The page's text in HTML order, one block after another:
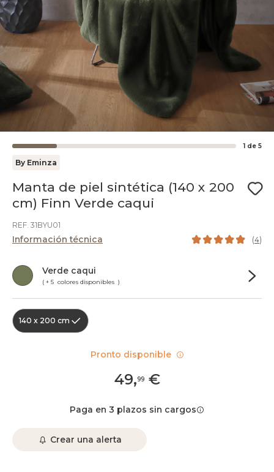
1 de 5
By Eminza
Manta de piel sintética (140 x 200
cm) Finn Verde caqui
REF. 31BYU01
Información técnica (4)
Verde caqui
( + 5 colores disponibles )
140 x 200 cm
49,99€
Paga en 3 plazos sin cargos
Crear una alerta